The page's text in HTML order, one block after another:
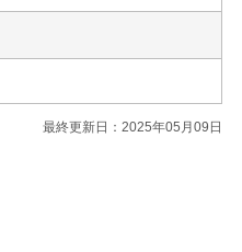
最終更新日：2025年05月09日